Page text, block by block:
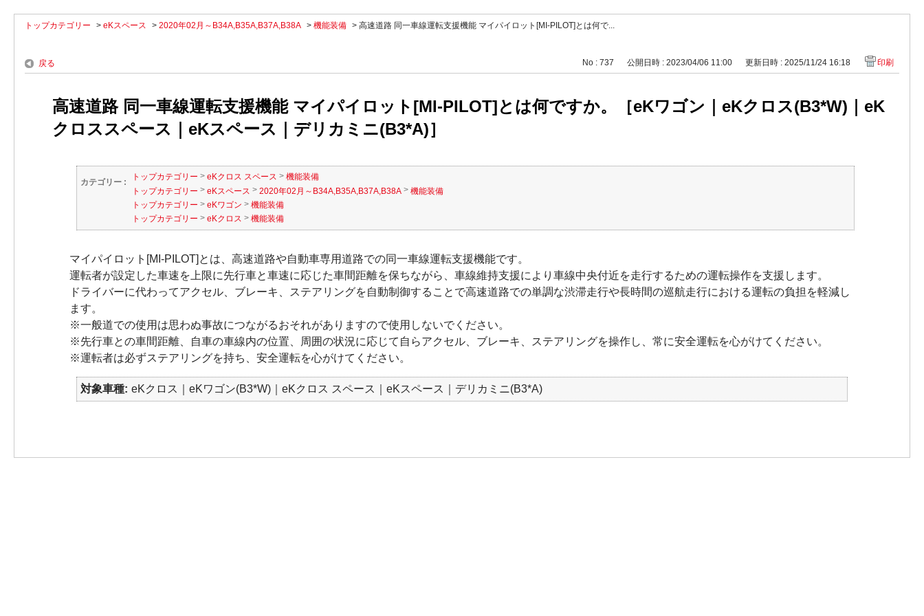
トップカテゴリー > eKスペース > 2020年02月～B34A,B35A,B37A,B38A > 機能装備 > 高速道路 同一車線運転支援機能 マイパイロット[MI-PILOT]とは何で...
戻る No : 737 公開日時 : 2023/04/06 11:00 更新日時 : 2025/11/24 16:18 印刷
高速道路 同一車線運転支援機能 マイパイロット[MI-PILOT]とは何ですか。［eKワゴン｜eKクロス(B3*W)｜eK
クロススペース｜eKスペース｜デリカミニ(B3*A)］
カテゴリー :
トップカテゴリー > eKクロス スペース > 機能装備
トップカテゴリー > eKスペース > 2020年02月～B34A,B35A,B37A,B38A > 機能装備
トップカテゴリー > eKワゴン > 機能装備
トップカテゴリー > eKクロス > 機能装備
マイパイロット[MI-PILOT]とは、高速道路や自動車専用道路での同一車線運転支援機能です。
運転者が設定した車速を上限に先行車と車速に応じた車間距離を保ちながら、車線維持支援により車線中央付近を走行するための運転操作を支援します。
ドライバーに代わってアクセル、ブレーキ、ステアリングを自動制御することで高速道路での単調な渋滞走行や長時間の巡航走行における運転の負担を軽減し
ます。
※一般道での使用は思わぬ事故につながるおそれがありますので使用しないでください。
※先行車との車間距離、自車の車線内の位置、周囲の状況に応じて自らアクセル、ブレーキ、ステアリングを操作し、常に安全運転を心がけてください。
※運転者は必ずステアリングを持ち、安全運転を心がけてください。
対象車種 eKクロス｜eKワゴン(B3*W)｜eKクロス スペース｜eKスペース｜デリカミニ(B3*A)